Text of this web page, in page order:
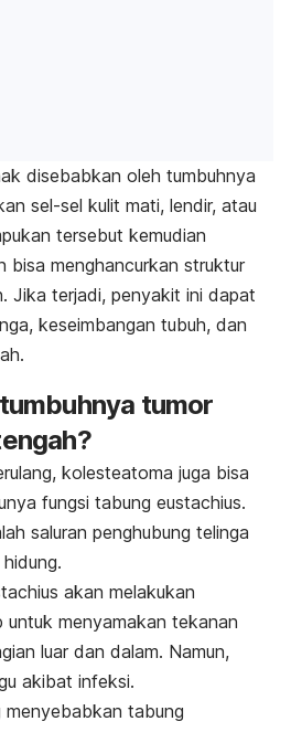
disebabkan oleh tumbuhnya
sel-sel kulit mati, lendir, atau
tersebut kemudian
bisa menghancurkan struktur
Jika terjadi, penyakit ini dapat
keseimbangan tubuh, dan
tumor
kolesteatoma juga bisa
fungsi tabung eustachius.
saluran penghubung telinga
akan melakukan
untuk menyamakan tekanan
luar dan dalam. Namun,
akibat infeksi.
tabung